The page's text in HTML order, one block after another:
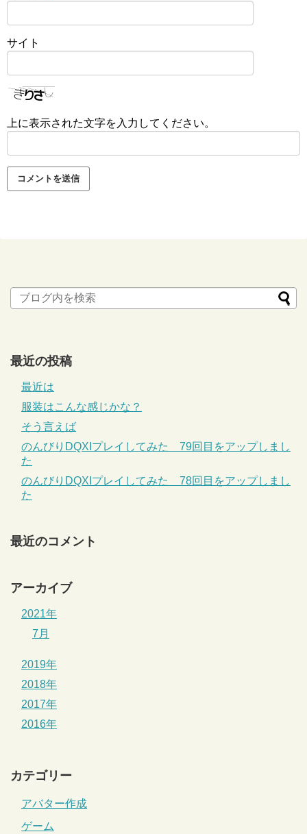
サイト
上に表示された文字を入力してください。
最近の投稿
最近は
服装はこんな感じかな？
そう言えば
のんびりDQXIプレイしてみた 79回目をアップしまし
た
のんびりDQXIプレイしてみた 78回目をアップしまし
た
最近のコメント
アーカイブ
2021年
7月
2019年
2018年
2017年
2016年
カテゴリー
アバター作成
ゲーム